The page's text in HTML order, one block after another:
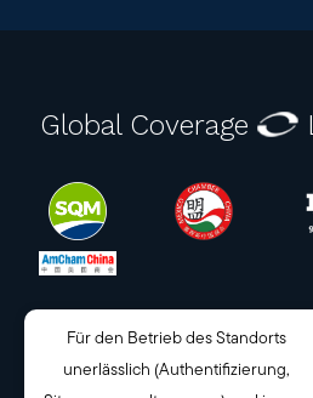
Global Coverage
© 2026 Pro QC International |
Nutzungsbedingungen
Für den Betrieb des Standorts
unerlässlich (Authentifizierung,